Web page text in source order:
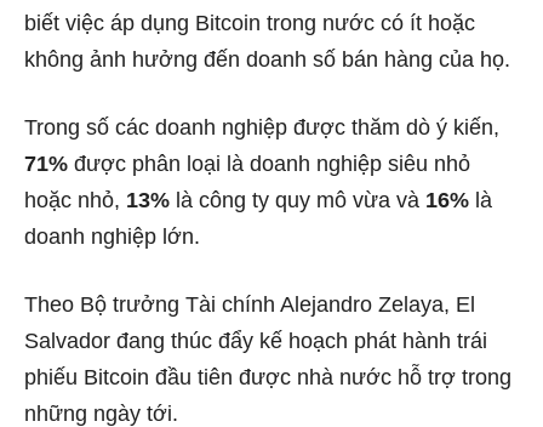
biết việc áp dụng Bitcoin trong nước có ít hoặc
không ảnh hưởng đến doanh số bán hàng của họ.
Trong số các doanh nghiệp được thăm dò ý kiến,
71% được phân loại là doanh nghiệp siêu nhỏ
hoặc nhỏ, 13% là công ty quy mô vừa và 16% là
doanh nghiệp lớn.
Theo Bộ trưởng Tài chính Alejandro Zelaya, El
Salvador đang thúc đẩy kế hoạch phát hành trái
phiếu Bitcoin đầu tiên được nhà nước hỗ trợ trong
những ngày tới.